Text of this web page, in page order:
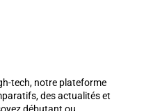
tech, notre plateforme
des actualités et